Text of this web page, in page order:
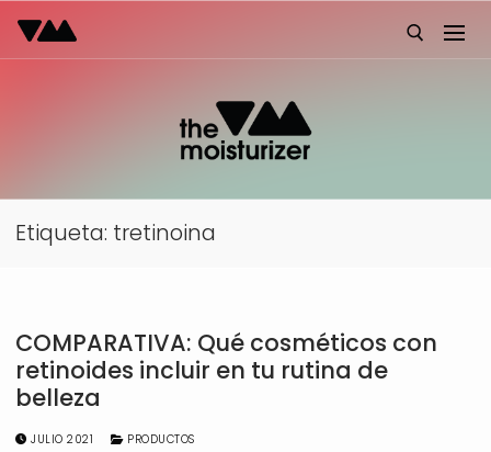
al
Buscar:
Etiqueta: tretinoina
COMPARATIVA: Qué cosméticos con
retinoides incluir en tu rutina de
belleza
JULIO 2021 PRODUCTOS